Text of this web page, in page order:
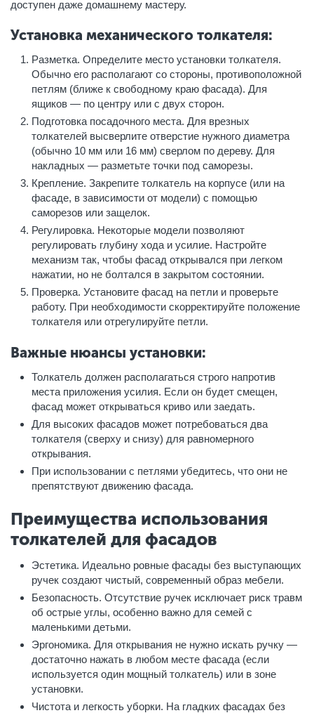
доступен даже домашнему мастеру.
Установка механического толкателя:
Разметка. Определите место установки толкателя.
Обычно его располагают со стороны, противоположной
петлям (ближе к свободному краю фасада). Для
ящиков — по центру или с двух сторон.
Подготовка посадочного места. Для врезных
толкателей высверлите отверстие нужного диаметра
(обычно 10 мм или 16 мм) сверлом по дереву. Для
накладных — разметьте точки под саморезы.
Крепление. Закрепите толкатель на корпусе (или на
фасаде, в зависимости от модели) с помощью
саморезов или защелок.
Регулировка. Некоторые модели позволяют
регулировать глубину хода и усилие. Настройте
механизм так, чтобы фасад открывался при легком
нажатии, но не болтался в закрытом состоянии.
Проверка. Установите фасад на петли и проверьте
работу. При необходимости скорректируйте положение
толкателя или отрегулируйте петли.
Важные нюансы установки:
Толкатель должен располагаться строго напротив
места приложения усилия. Если он будет смещен,
фасад может открываться криво или заедать.
Для высоких фасадов может потребоваться два
толкателя (сверху и снизу) для равномерного
открывания.
При использовании с петлями убедитесь, что они не
препятствуют движению фасада.
Преимущества использования
толкателей для фасадов
Эстетика. Идеально ровные фасады без выступающих
ручек создают чистый, современный образ мебели.
Безопасность. Отсутствие ручек исключает риск травм
об острые углы, особенно важно для семей с
маленькими детьми.
Эргономика. Для открывания не нужно искать ручку —
достаточно нажать в любом месте фасада (если
используется один мощный толкатель) или в зоне
установки.
Чистота и легкость уборки. На гладких фасадах без